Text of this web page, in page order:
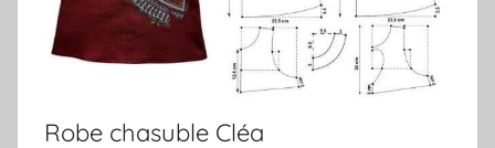
Robe chasuble Cléa